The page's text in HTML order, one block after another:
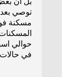
توصي
مسكنة
المسكنات
حوالي
في